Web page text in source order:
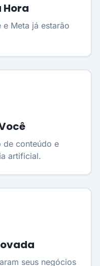
Hora
e Meta já estarão
de conteúdo e
artificial.
seus negócios